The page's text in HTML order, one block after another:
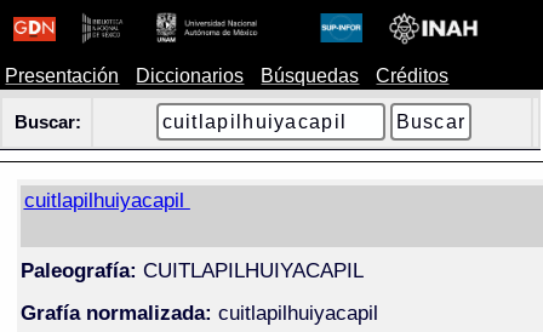
Presentación Diccionarios Búsquedas Créditos
Buscar:
cuitlapilhuiyacapil
Paleografía: CUITLAPILHUIYACAPIL
Grafía normalizada: cuitlapilhuiyacapil